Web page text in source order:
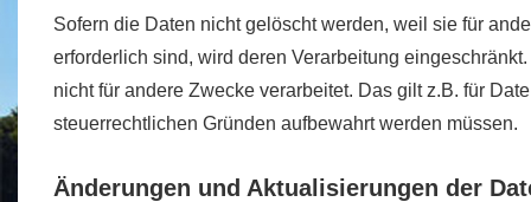
Sofern die Daten nicht gelöscht werden, weil sie für
erforderlich sind, wird deren Verarbeitung
nicht für andere Zwecke verarbeitet. Das gilt z.B. für
steuerrechtlichen Gründen aufbewahrt werden müssen.
Änderungen und Aktualisierungen der